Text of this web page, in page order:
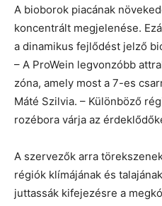
A bioborok piacának
koncentrált megjelenése.
a dinamikus fejlődést jelző
– A ProWein legvonzóbb
zóna, amely most a 7-es
Máté Szilvia. – Különböző
rozébora várja az
A szervezők arra
régiók klímájának és
juttassák kifejezésre a